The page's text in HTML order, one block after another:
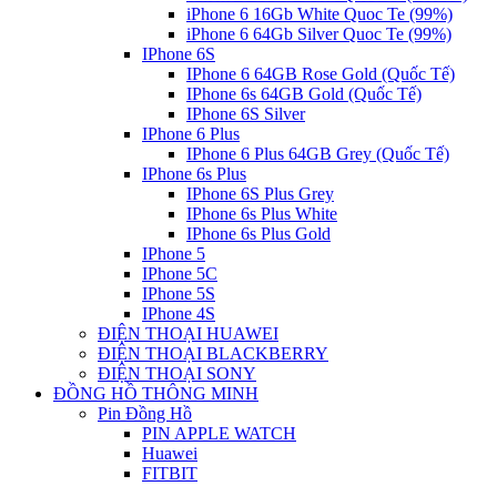
iPhone 6 16Gb White Quoc Te (99%)
iPhone 6 64Gb Silver Quoc Te (99%)
IPhone 6S
IPhone 6 64GB Rose Gold (Quốc Tế)
IPhone 6s 64GB Gold (Quốc Tế)
IPhone 6S Silver
IPhone 6 Plus
IPhone 6 Plus 64GB Grey (Quốc Tế)
IPhone 6s Plus
IPhone 6S Plus Grey
IPhone 6s Plus White
IPhone 6s Plus Gold
IPhone 5
IPhone 5C
IPhone 5S
IPhone 4S
ĐIỆN THOẠI HUAWEI
ĐIỆN THOẠI BLACKBERRY
ĐIỆN THOẠI SONY
ĐỒNG HỒ THÔNG MINH
Pin Đồng Hồ
PIN APPLE WATCH
Huawei
FITBIT